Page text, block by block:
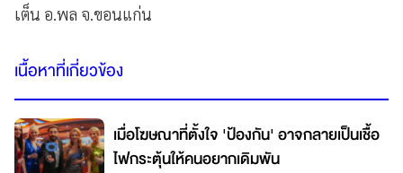
เต็น อ.พล จ.ขอนแก่น
เนื้อหาที่เกี่ยวข้อง
เมื่อโฆษณาที่ตั้งใจ 'ป้องกัน' อาจกลายเป็นเชื้อ
ไฟกระตุ้นให้คนอยากเดิมพัน